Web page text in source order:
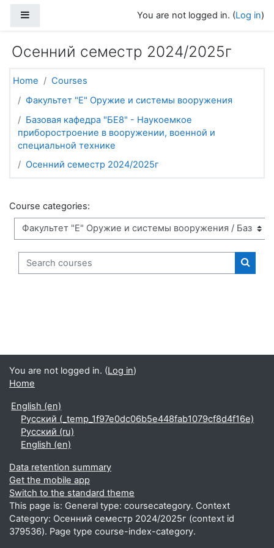
You are not logged in. (Log in)
Осенний семестр 2024/2025г
Home
Courses
Факультет "Е" Оружие и системы вооружения
Базовая кафедра "БЕ8" - Наукоемкое
приборостроение в вооружении, военной и
специальной технике
Осенний семестр 2024/2025г
Course categories:
Search courses
You are not logged in. (Log in)
Home
English ‎(en)‎
Русский ‎(_temp_1f97e0dc06b5e448fab1079cf8d4f16e)‎
Русский ‎(ru)‎
English ‎(en)‎
Data retention summary
Get the mobile app
Switch to the standard theme
This page is: General type: coursecategory. Context
Category: Осенний семестр 2024/2025г (context id
379536). Page type course-index-category.